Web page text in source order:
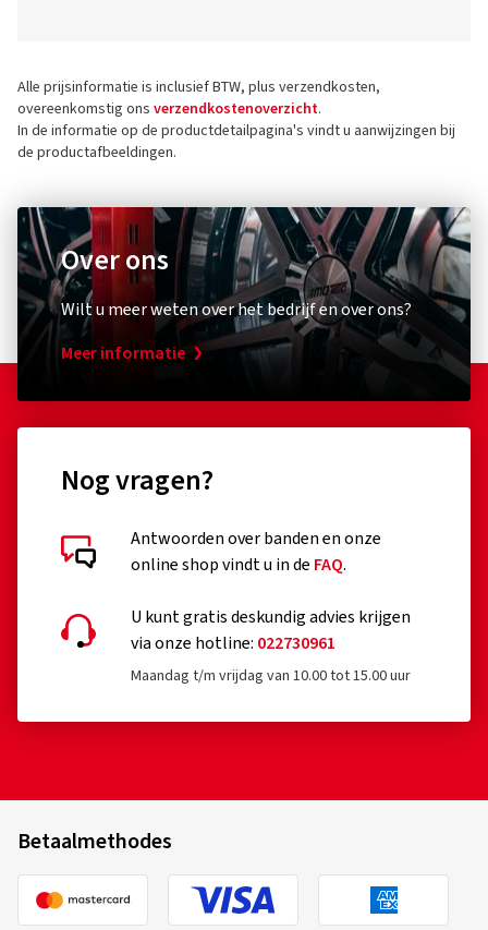
overeenkomstig ons verzendkostenoverzicht.
In de informatie op de productdetailpagina's vindt u aanwijzingen bij
de productafbeeldingen.
Over ons
Wilt u meer weten over het bedrijf en over ons?
Meer informatie
online shop vindt u in deFAQ.
via onze hotline:022730961
Maandag t/m vrijdag van 10.00 tot 15.00 uur